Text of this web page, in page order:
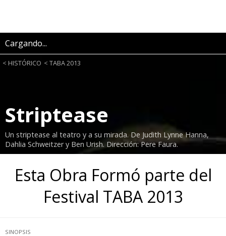
Cargando...
HISTÓRICO TABA 2013
Striptease
Un striptease al teatro y a su mirada. De Judith Lynne Hanna,
Dahlia Schweitzer y Ben Urish. Dirección: Pere Faura.
Esta Obra Formó parte del
Festival TABA 2013
SINOPSIS